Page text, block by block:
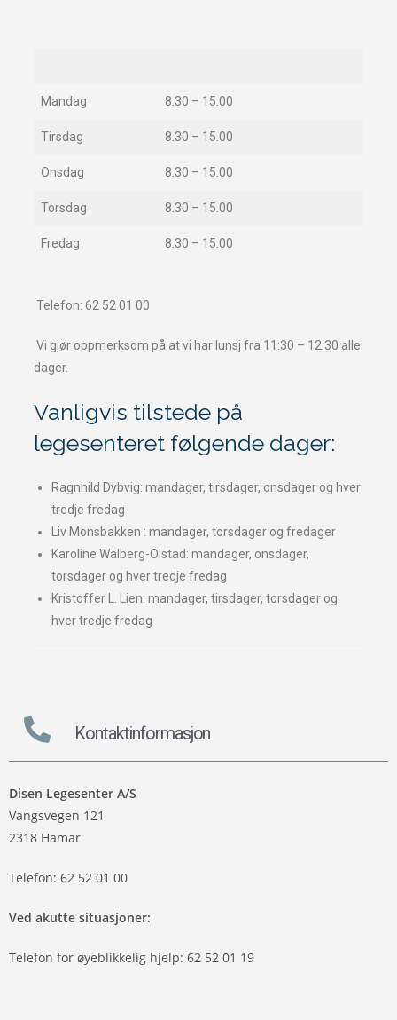
Mandag 8.30 – 15.00
Tirsdag 8.30 – 15.00
Onsdag 8.30 – 15.00
Torsdag 8.30 – 15.00
Fredag 8.30 – 15.00
Telefon: 62 52 01 00
Vi gjør oppmerksom på at vi har lunsj fra 11:30 – 12:30 alle
dager.
Vanligvis tilstede på
legesenteret følgende dager:
Ragnhild Dybvig: mandager, tirsdager, onsdager og hver
tredje fredag
Liv Monsbakken : mandager, torsdager og fredager
Karoline Walberg-Olstad: mandager, onsdager,
torsdager og hver tredje fredag
Kristoffer L. Lien: mandager, tirsdager, torsdager og
hver tredje fredag
Kontaktinformasjon
Disen Legesenter A/S
Vangsvegen 121
2318 Hamar
Telefon: 62 52 01 00
Ved akutte situasjoner:
Telefon for øyeblikkelig hjelp: 62 52 01 19